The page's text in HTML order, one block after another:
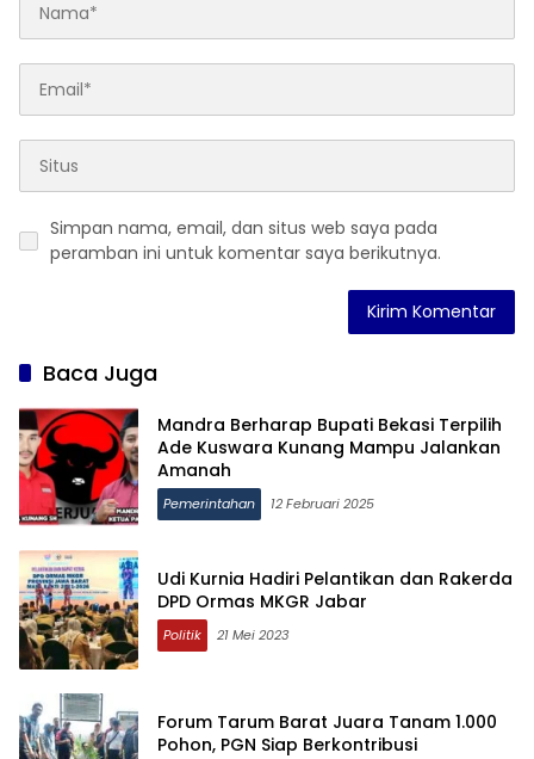
Simpan nama, email, dan situs web saya pada
peramban ini untuk komentar saya berikutnya.
Baca Juga
Mandra Berharap Bupati Bekasi Terpilih
Ade Kuswara Kunang Mampu Jalankan
Amanah
Pemerintahan 12 Februari 2025
Udi Kurnia Hadiri Pelantikan dan Rakerda
DPD Ormas MKGR Jabar
Politik 21 Mei 2023
Forum Tarum Barat Juara Tanam 1.000
Pohon, PGN Siap Berkontribusi